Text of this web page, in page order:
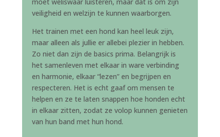
veiligheid en welzijn te kunnen waarborgen.
Het trainen met een hond kan heel leuk zijn,
maar alleen als jullie er allebei plezier in hebben.
Zo niet dan zijn de basics prima. Belangrijk is
het samenleven met elkaar in ware verbinding
en harmonie, elkaar “lezen” en begrijpen en
respecteren. Het is echt gaaf om mensen te
helpen en ze te laten snappen hoe honden echt
in elkaar zitten, zodat ze volop kunnen genieten
van hun band met hun hond.